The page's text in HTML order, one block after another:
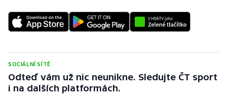
Rychlobruslení
Short track
Sportovní střelba
SOCIÁLNÍ SÍTĚ
Odteď vám už nic neunikne. Sledujte ČT sport
i na dalších platformách.